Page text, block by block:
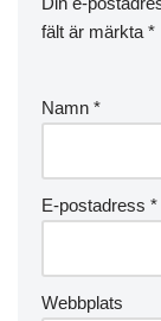
fält är märkta *
Namn *
E-postadress *
Webbplats